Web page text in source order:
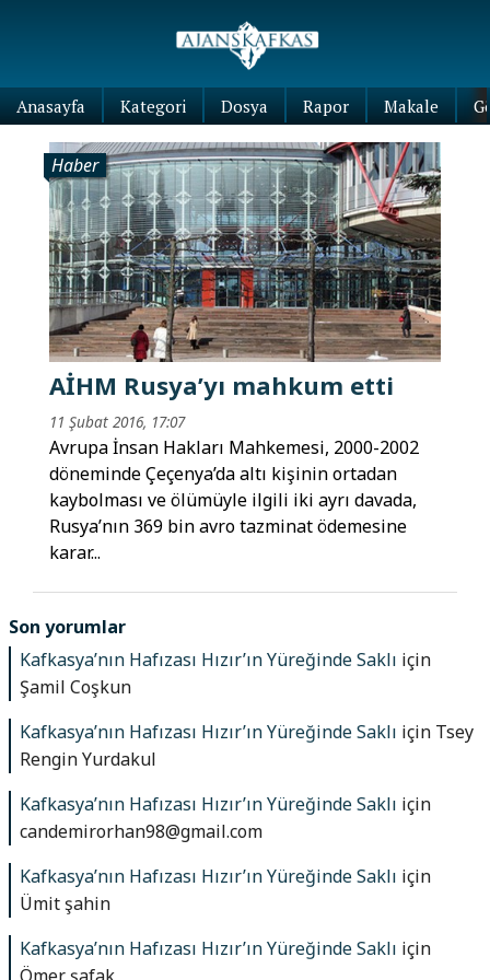
Anasayfa Kategori Dosya Rapor Makale
Haber
AİHM Rusya’yı mahkum etti
11 Şubat 2016, 17:07
Avrupa İnsan Hakları Mahkemesi, 2000-2002
döneminde Çeçenya’da altı kişinin ortadan
kaybolması ve ölümüyle ilgili iki ayrı davada,
Rusya’nın 369 bin avro tazminat ödemesine
karar...
Son yorumlar
Kafkasya’nın Hafızası Hızır’ın Yüreğinde Saklı için
Şamil Coşkun
Kafkasya’nın Hafızası Hızır’ın Yüreğinde Saklı için Tsey
Rengin Yurdakul
Kafkasya’nın Hafızası Hızır’ın Yüreğinde Saklı için
candemirorhan98@gmail.com
Kafkasya’nın Hafızası Hızır’ın Yüreğinde Saklı için
Ümit şahin
Kafkasya’nın Hafızası Hızır’ın Yüreğinde Saklı için